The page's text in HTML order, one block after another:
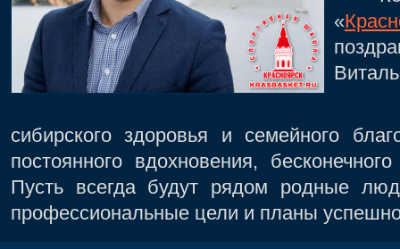
«
сибирского здоровья и семейного
постоянного вдохновения,
Пусть всегда будут рядом родные
профессиональные цели и планы